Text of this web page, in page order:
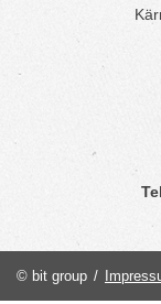
© bit group /